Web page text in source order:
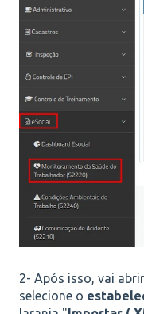
2- Após isso, vai
selecione o